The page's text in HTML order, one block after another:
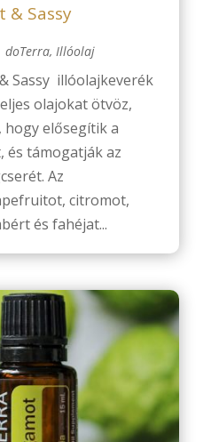
& Sassy
doTerra, Illóolaj
Sassy illóolajkeverék
olajokat ötvöz,
elősegítik a
és támogatják az
Az
citromot,
és fahéjat...